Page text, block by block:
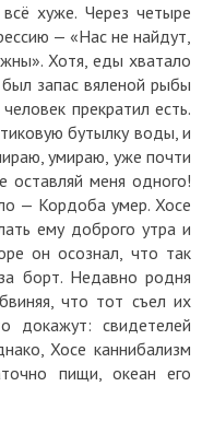
хуже. Через четыре
— «Нас не найдут,
Хотя, еды хватало
запас вяленой рыбы
прекратил есть.
бутылку воды, и
умираю, уже почти
оставляй меня одного!
— Кордоба умер. Хосе
ему доброго утра и
он осознал, что так
борт. Недавно родня
что тот съел их
докажут: свидетелей
Хосе каннибализм
пищи, океан его